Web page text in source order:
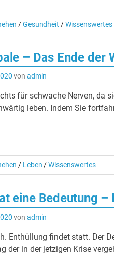
/Gesundheit /Wissenswertes
– Das Ende der
von admin
für schwache Nerven, da
leben. Indem Sie
/ Leben /Wissenswertes
eine Bedeutung
von admin
Enthüllung findet statt. Der
der in der jetzigen Krise